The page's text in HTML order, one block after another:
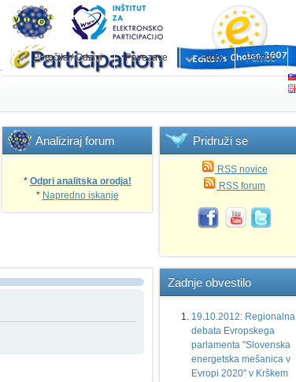
Poročila / Odzivi Povezave Arhiv Pomoč
Analiziraj forum
* Odpri analitska orodja!
* Napredno iskanje
Pridruži se
RSS novice
RSS forum
Zadnje obvestilo
19.10.2012: Regionalna
debata Evropskega
parlamenta "Slovenska
energetska mešanica v
Evropi 2020" v Krškem